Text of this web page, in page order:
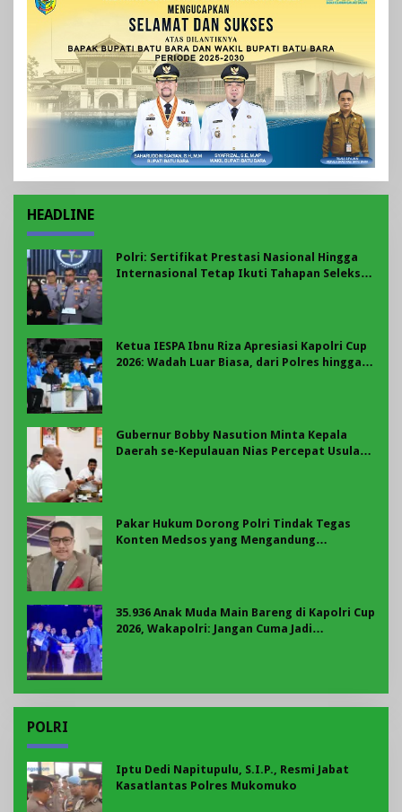
HEADLINE
Polri: Sertifikat Prestasi Nasional Hingga
Internasional Tetap Ikuti Tahapan Seleksi
Ketua IESPA Ibnu Riza Apresiasi Kapolri Cup
2026: Wadah Luar Biasa, dari Polres hingga
Gubernur Bobby Nasution Minta Kepala
Daerah se-Kepulauan Nias Percepat Usulan
Pakar Hukum Dorong Polri Tindak Tegas
Konten Medsos yang Mengandung
35.936 Anak Muda Main Bareng di Kapolri Cup
2026, Wakapolri: Jangan Cuma Jadi
POLRI
Iptu Dedi Napitupulu, S.I.P., Resmi Jabat
Kasatlantas Polres Mukomuko